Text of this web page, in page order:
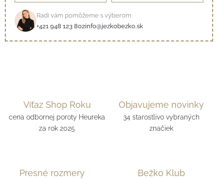
Radi vám pomôžeme s výberom
+421 948 123 802info@jezkobezko.sk
Víťaz Shop Roku
cena odbornej poroty Heureka
za rok 2025
Objavujeme novinky
34 starostlivo vybraných
značiek
Presné rozmery Bežko Klub